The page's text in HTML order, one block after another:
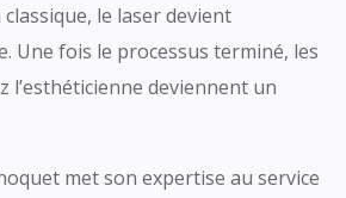
classique, le laser devient
Une fois le processus terminé, les
l’esthéticienne deviennent un
met son expertise au service